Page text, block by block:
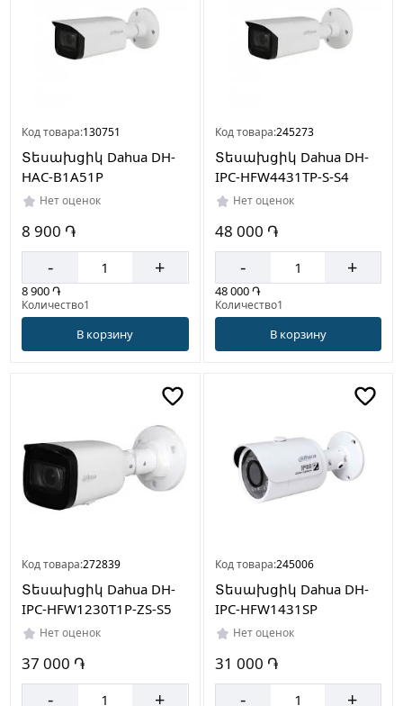
Код товара:130751
Տեսախցիկ Dahua DH-
HAC-B1A51P
Нет оценок
8 900 ֏
- +
8 900 ֏
Количество1
В корзину
Код товара:245273
Տեսախցիկ Dahua DH-
IPC-HFW4431TP-S-S4
Нет оценок
48 000 ֏
- +
48 000 ֏
Количество1
В корзину
Код товара:272839
Տեսախցիկ Dahua DH-
IPC-HFW1230T1P-ZS-S5
Нет оценок
37 000 ֏
- +
Код товара:245006
Տեսախցիկ Dahua DH-
IPC-HFW1431SP
Нет оценок
31 000 ֏
- +